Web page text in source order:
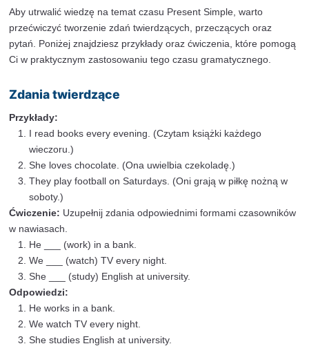
Przykłady przysłówków częstotliwości:
Always (zawsze)
Usually (zwykle)
Often (często)
Sometimes (czasami)
Never (nigdy)
Przykłady zdań:
She always drinks coffee in the morning. (Ona
kawę rano.)
They usually go to the park on Sundays. (Oni
chodzą do parku w niedziele.)
He is never late for work. (On nigdy nie spóźnia
Budowa zdań w Present Simple jest łatwa do
znajomość tych podstawowych struktur umożliwia
porozumiewanie się w języku angielskim. Pamiętaj o